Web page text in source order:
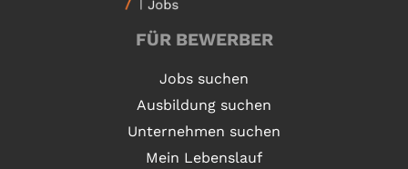
FÜR BEWERBER
Jobs suchen
Ausbildung suchen
Unternehmen suchen
Mein Lebenslauf